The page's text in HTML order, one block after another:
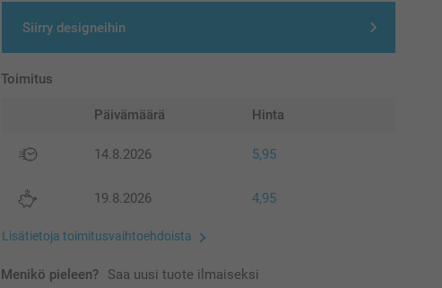
Siirry designeihin
Toimitus
Päivämäärä Hinta
14.8.2026 5,95
19.8.2026 4,95
Lisätietoja toimitusvaihtoehdoista
Menikö pieleen? Saa uusi tuote ilmaiseksi